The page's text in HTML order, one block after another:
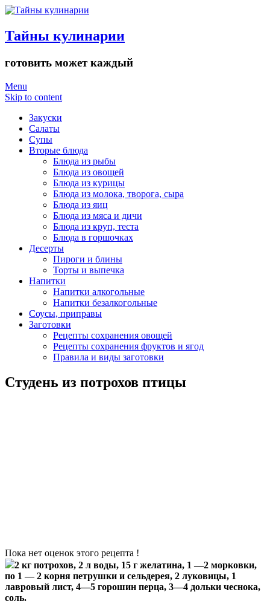
Тайны кулинарии
готовить может каждый
Menu
Skip to content
Закуски
Салаты
Супы
Вторые блюда
Блюда из рыбы
Блюда из овощей
Блюда из курицы
Блюда из молока, творога, сыра
Блюда из яиц
Блюда из мяса и дичи
Блюда из круп, теста
Блюда в горшочках
Десерты
Пироги и блины
Торты и выпечка
Напитки
Напитки алкогольные
Напитки безалкогольные
Соусы, приправы
Заготовки
Рецепты сохранения овощей
Рецепты сохранения фруктов и ягод
Правила и виды заготовки
Студень из потрохов птицы
Пока нет оценок этого рецепта !
2 кг потрохов, 2 л воды, 15 г желатина, 1 —2 морковки,
по 1 — 2 корня петрушки и сельдерея, 2 луковицы, 1
лавровый лист, 4—5 горошин перца, 3—4 дольки чеснока,
соль.